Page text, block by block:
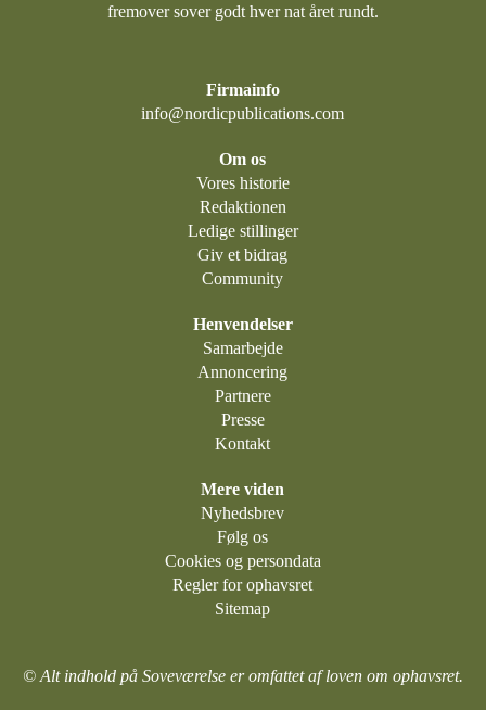
fremover sover godt hver nat året rundt.
Firmainfo
info@nordicpublications.com
Om os
Vores historie
Redaktionen
Ledige stillinger
Giv et bidrag
Community
Henvendelser
Samarbejde
Annoncering
Partnere
Presse
Kontakt
Mere viden
Nyhedsbrev
Følg os
Cookies og persondata
Regler for ophavsret
Sitemap
© Alt indhold på Soveværelse er omfattet af loven om ophavsret.